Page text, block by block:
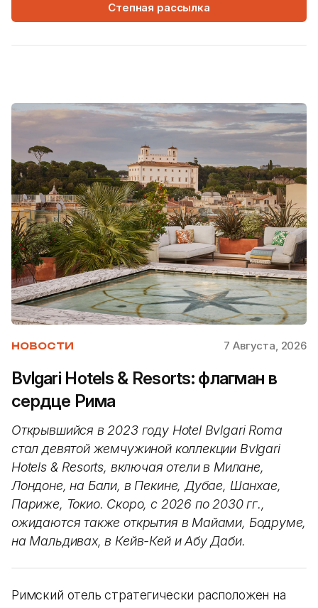
Степная рассылка
НОВОСТИ 7 Августа, 2026
Bvlgari Hotels & Resorts: флагман в
сердце Рима
Открывшийся в 2023 году Hotel Bvlgari Roma
стал девятой жемчужиной коллекции Bvlgari
Hotels & Resorts, включая отели в Милане,
Лондоне, на Бали, в Пекине, Дубае, Шанхае,
Париже, Токио. Скоро, с 2026 по 2030 гг.,
ожидаются также открытия в Майами, Бодруме,
на Мальдивах, в Кейв-Кей и Абу Даби.
Римский отель стратегически расположен на